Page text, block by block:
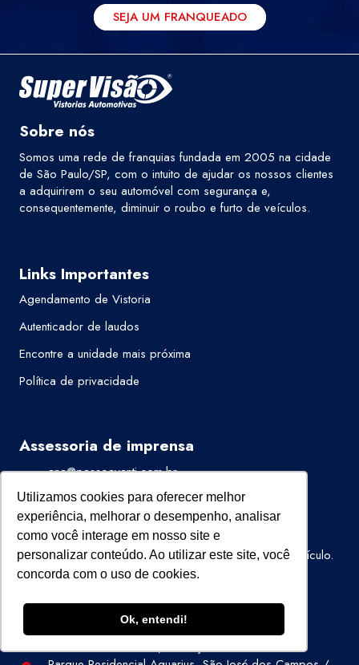
Utilizamos cookies para oferecer melhor
experiência, melhorar o desempenho, analisar
como você interage em nosso site e
personalizar conteúdo. Ao utilizar este site, você
concorda com o uso de cookies.
Ok, entendi!
SEJA UM FRANQUEADO
Sobre nós
Somos uma rede de franquias fundada em 2005 na cidade
de São Paulo/SP, com o intuito de ajudar os nossos clientes
a adquirirem o seu automóvel com segurança e,
consequentemente, diminuir o roubo e furto de veículos.
Links Importantes
Agendamento de Vistoria
Autenticador de laudos
Encontre a unidade mais próxima
Política de privacidade
Assessoria de imprensa
ana@passoavanti.com.br
Trabalhe Conosco
Quer trabalhar na Super Visão?
Clique aqui,preencha o formulário e envie o seu currículo.
Av. Cassiano Ricardo, 601 Cj 72